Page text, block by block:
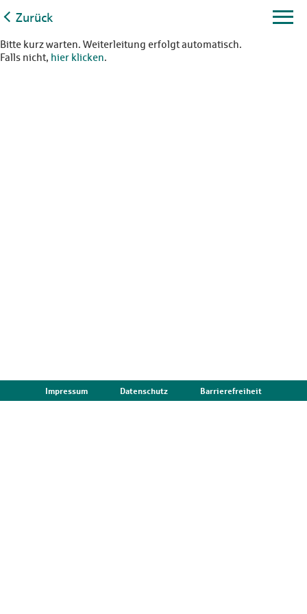
Zurück
Bitte kurz warten. Weiterleitung erfolgt automatisch.
Falls nicht, hier klicken.
Impressum Datenschutz Barrierefreiheit